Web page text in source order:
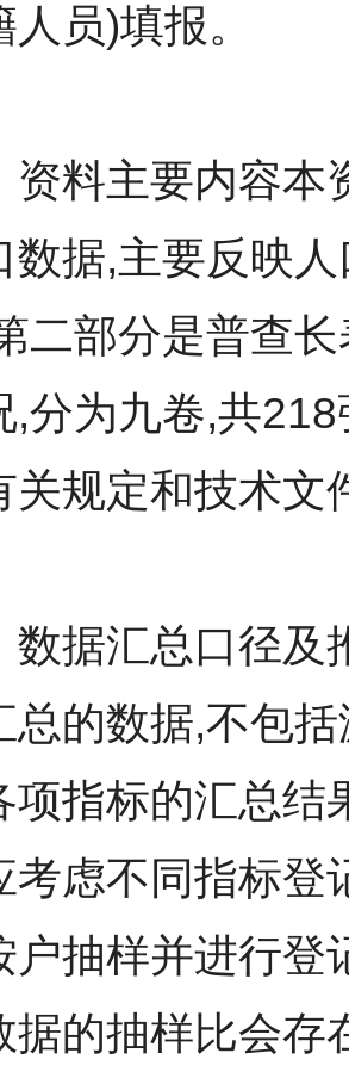
人员)填报。
资料主要内容本
数据,主要反映
二部分是普查
,分为九卷,共
关规定和技术文
数据汇总口径
总的数据,不包
项指标的汇总结
考虑不同指标登
户抽样并进行登
据的抽样比会存